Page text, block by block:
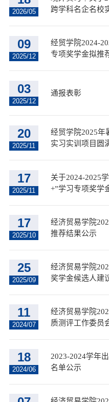
2026/05
跨学科名企名校
09
2025/12
经贸学院2024-
专项奖学金拟推
03
2025/12
通报表彰
20
2025/11
经贸学院2025年
实习实训项目圆
17
2025/11
关于2024-2025
+”学习专项奖学
17
2025/10
经济贸易学院
推荐结果公示
25
2025/09
经济贸易学院
奖学金候选人建
11
2024/07
经济贸易学院
质测评工作委员
18
2024/06
2023-2024学年
名单公示